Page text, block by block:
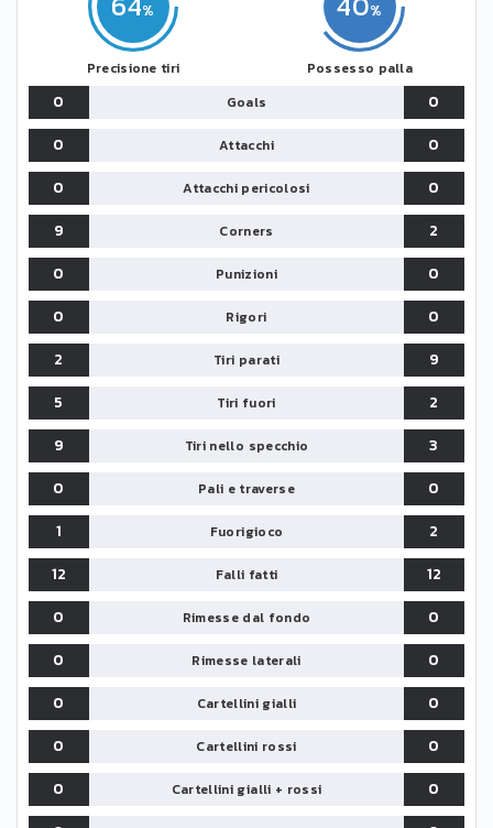
Precisione tiri Possesso palla
0 Goals
0
0
Attacchi
0
0
Attacchi pericolosi
0
9
Corners
2
0
Punizioni
0
0
Rigori
0
2
Tiri parati
9
5
Tiri fuori
2
9
Tiri nello specchio
3
0
Pali e traverse
0
1
Fuorigioco
2
12
Falli fatti
12
0
Rimesse dal fondo
0
0
Rimesse laterali
0
0
Cartellini gialli
0
0
Cartellini rossi
0
0
Cartellini gialli + rossi
0